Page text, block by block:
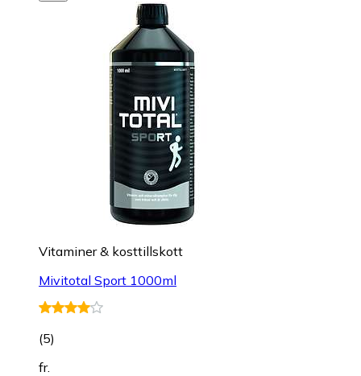
Vitaminer & kosttillskott
Mivitotal Sport 1000ml
(5)
fr.